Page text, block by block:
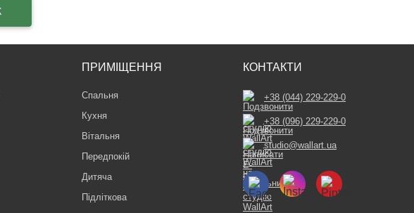
ПРИМІЩЕННЯ
Спальня
Кухня
Вітальня
Передпокій
Дитяча
Підліткова
КОНТАКТИ
+38 (044) 229-229-0
+38 (096) 229-229-0
studio@wallart.ua